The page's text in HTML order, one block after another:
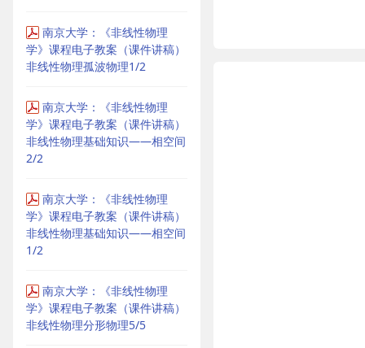
南京大学：《非线性物理
学》课程电子教案（课件讲稿）
非线性物理孤波物理1/2
南京大学：《非线性物理
学》课程电子教案（课件讲稿）
非线性物理基础知识——相空间
2/2
南京大学：《非线性物理
学》课程电子教案（课件讲稿）
非线性物理基础知识——相空间
1/2
南京大学：《非线性物理
学》课程电子教案（课件讲稿）
非线性物理分形物理5/5